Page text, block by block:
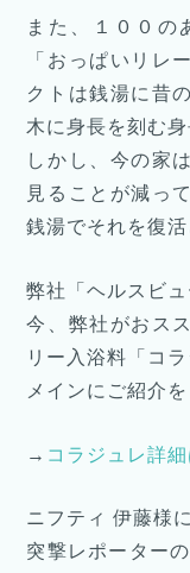
また、１００の
「おっぱいリレ
クトは銭湯に昔
木に身長を刻む身
しかし、今の家
見ることが減っ
銭湯でそれを復
弊社「ヘルスビ
今、弊社がおス
リー入浴料「コ
メインにご紹介を
→ コラジュレ詳
ニフティ 伊藤様
突撃レポーター